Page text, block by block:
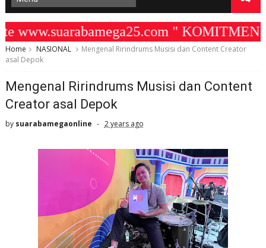
" KOMITMEN
Home NASIONAL
Mengenal Ririndrums Musisi dan Content Creator
asal Depok
Mengenal Ririndrums Musisi dan Content
Creator asal Depok
by suarabamegaonline 2 years ago